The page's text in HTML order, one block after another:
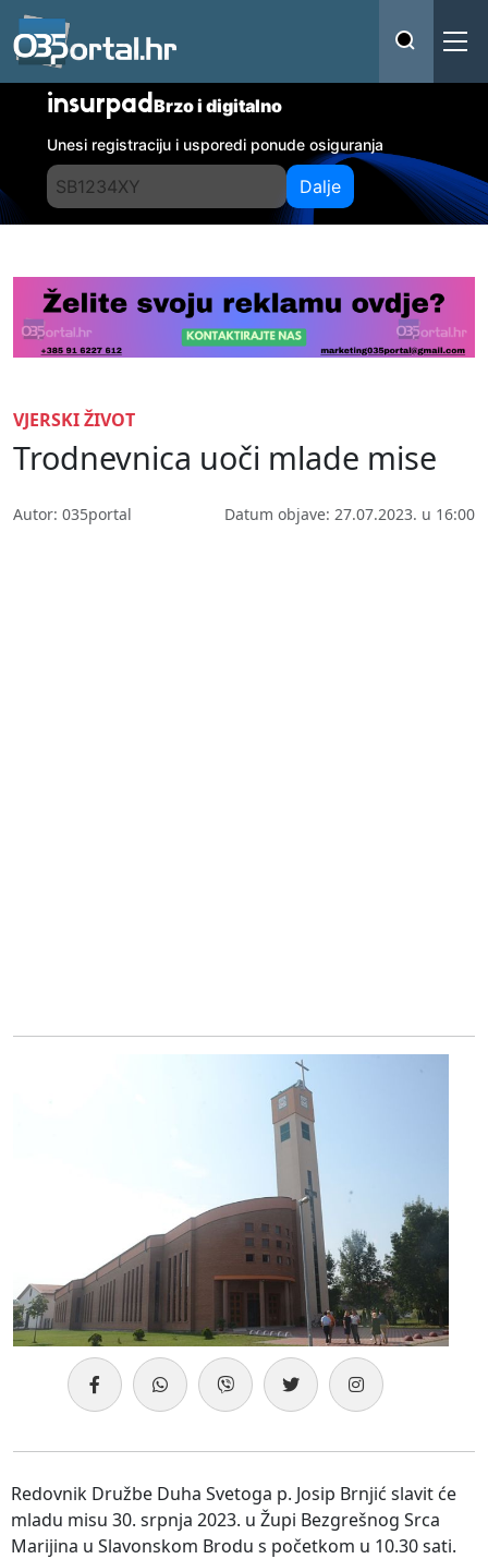
insurpadBrzo i digitalno
Unesi registraciju i usporedi ponude osiguranja
Dalje
VJERSKI ŽIVOT
Trodnevnica uoči mlade mise
Autor: 035portal Datum objave: 27.07.2023. u 16:00
Redovnik Družbe Duha Svetoga p. Josip Brnjić slavit će
mladu misu 30. srpnja 2023. u Župi Bezgrešnog Srca
Marijina u Slavonskom Brodu s početkom u 10.30 sati.